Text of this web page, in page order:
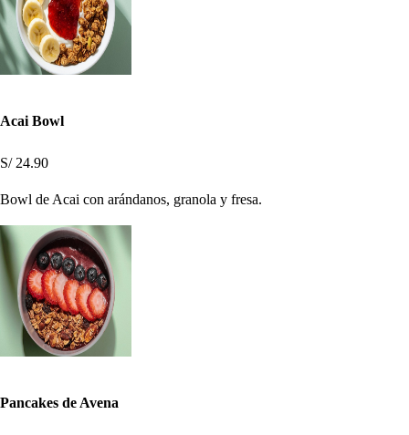
Acai Bowl
S/ 24.90
Bowl de Acai con arándanos, granola y fresa.
Pancakes de Avena